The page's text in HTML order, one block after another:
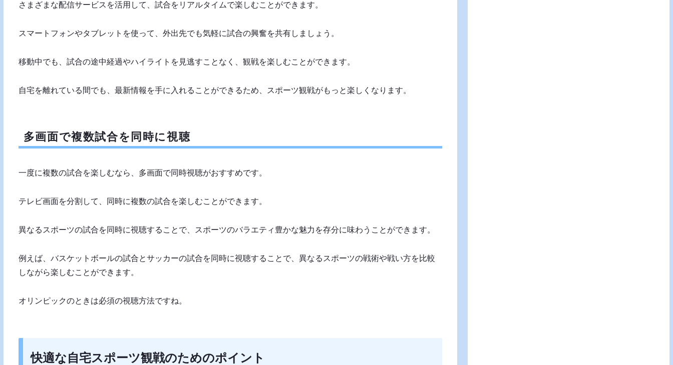
さまざまな配信サービスを活用して、試合をリアルタイムで楽しむことができます。
スマートフォンやタブレットを使って、外出先でも気軽に試合の興奮を共有しましょう。
移動中でも、試合の途中経過やハイライトを見逃すことなく、観戦を楽しむことができます。
自宅を離れている間でも、最新情報を手に入れることができるため、スポーツ観戦がもっと楽しくなります。
多画面で複数試合を同時に視聴
一度に複数の試合を楽しむなら、多画面で同時視聴がおすすめです。
テレビ画面を分割して、同時に複数の試合を楽しむことができます。
異なるスポーツの試合を同時に視聴することで、スポーツのバラエティ豊かな魅力を存分に味わうことができます。
例えば、バスケットボールの試合とサッカーの試合を同時に視聴することで、異なるスポーツの戦術や戦い方を比較
しながら楽しむことができます。
オリンピックのときは必須の視聴方法ですね。
快適な自宅スポーツ観戦のためのポイント